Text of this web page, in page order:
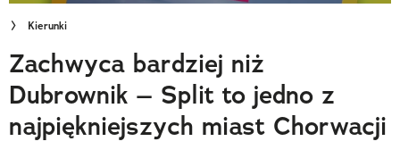
Wielki Konkurs Fotograficzny
Trendbook Podróżniczy
Polecane
Kierunki
Zachwyca bardziej niż
Dubrownik – Split to jedno z
najpiękniejszych miast Chorwacji